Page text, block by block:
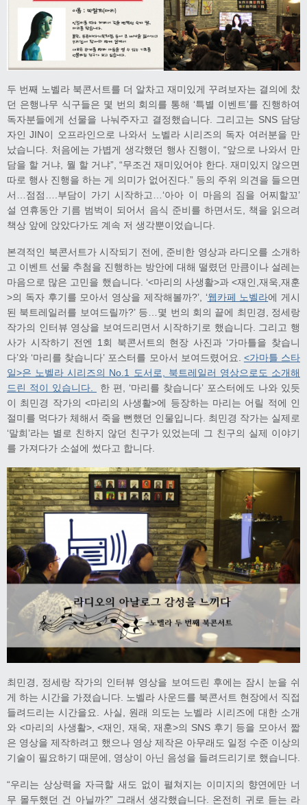
두 번째 노벨라 북콘서트를 더 알차고 재미있게 꾸려보자는 결의에 찼
던 은행나무 식구들은 몇 번의 회의를 통해 ‘특별 이벤트’를 진행하여
독자분들에게 선물을 나눠주자고 결정했습니다. 그리고는 SNS 담당
자인 JIN이 오프라인으로 나와서 노벨라 시리즈의 독자 여러분을 만
났습니다. 처음에는 가볍게 생각했던 행사 진행이, “앞으로 나와서 만
담을 할 거냐, 뭘 할 거냐”, “무조건 재미있어야 한다. 재미있지 않으면
따로 행사 진행을 하는 게 의미가 없어진다.” 등의 주위 의견을 들으면
서…점점….부담이 가기 시작하고…‘아아 이 마음의 짐을 어찌할꼬’
설 연휴동안 기름 범벅이 되어서 음식 준비를 하면서도, 책을 읽으려
책상 앞에 앉았다가도 계속 저 생각뿐이었습니다.
본격적인 북콘서트가 시작되기 전에, 준비한 영상과 라디오를 소개하
고 이벤트 선물 추첨을 진행하는 방안에 대해 떨렸던 만큼이나 설레는
마음으로 많은 고민을 했습니다. ‘<마리의 사생활>과 <재인,재욱,재훈
>의 독자 후기를 모아서 영상을 제작해볼까?’, ‘웹카페 노벨라에 게시
된 북트레일러를 보여드릴까?’ 등…몇 번의 회의 끝에 최민경, 정세랑
작가의 인터뷰 영상을 보여드리면서 시작하기로 했습니다. 그리고 행
사가 시작하기 전엔 1회 북콘서트의 현장 사진과 ‘가마틀을 찾습니
다’와 ‘마리를 찾습니다’ 포스터를 모아서 보여드렸어요. <가마틀 스타
일>은 노벨라 시리즈의 No.1 도서로, 북트레일러 영상으로도 소개해
드린 적이 있습니다.
한 편, ‘마리를 찾습니다’ 포스터에도 나와 있듯
이 최민경 작가의 <마리의 사생활>에 등장하는 마리는 어릴 적에 인
절미를 먹다가 체해서 죽을 뻔했던 인물입니다. 최민경 작가는 실제로
‘말희’라는 별로 친하지 않던 친구가 있었는데 그 친구의 실제 이야기
를 가져다가 소설에 썼다고 합니다.
최민경, 정세랑 작가의 인터뷰 영상을 보여드린 후에는 잠시 눈을 쉬
게 하는 시간을 가졌습니다. 노벨라 사운드를 북콘서트 현장에서 직접
들려드리는 시간을요. 사실, 원래 의도는 노벨라 시리즈에 대한 소개
와 <마리의 사생활>, <재인, 재욱, 재훈>의 SNS 후기 등을 모아서 짧
은 영상을 제작하려고 했으나 영상 제작은 아무래도 일정 수준 이상의
기술이 필요하기 때문에, 영상이 아닌 음성을 들려드리기로 했습니다.
“우리는 상상력을 자극할 새도 없이 펼쳐지는 이미지의 향연에만 너
무 몰두했던 건 아닐까?” 그래서 생각했습니다. 온전히 귀로 듣는 라